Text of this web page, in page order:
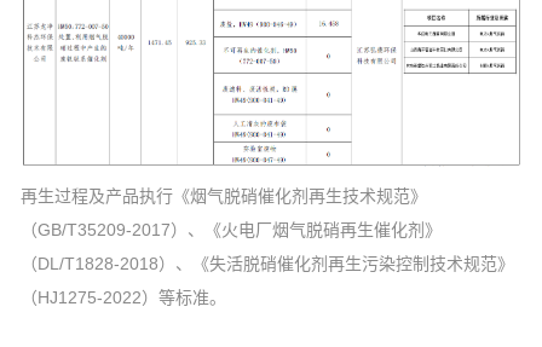
再生过程及产品执行《烟气脱硝催化剂再生技术规范》
（GB/T35209-2017）、《火电厂烟气脱硝再生催化剂》
（DL/T1828-2018）、《失活脱硝催化剂再生污染控制技术规范》
（HJ1275-2022）等标准。